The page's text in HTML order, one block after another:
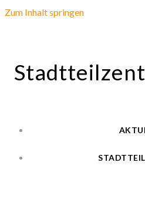
Zum Inhalt springen